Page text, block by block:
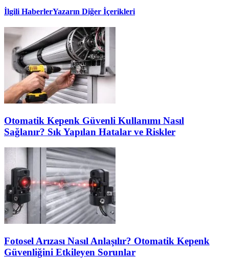
İlgili HaberlerYazarın Diğer İçerikleri
Otomatik Kepenk Güvenli Kullanımı Nasıl
Sağlanır? Sık Yapılan Hatalar ve Riskler
Fotosel Arızası Nasıl Anlaşılır? Otomatik Kepenk
Güvenliğini Etkileyen Sorunlar